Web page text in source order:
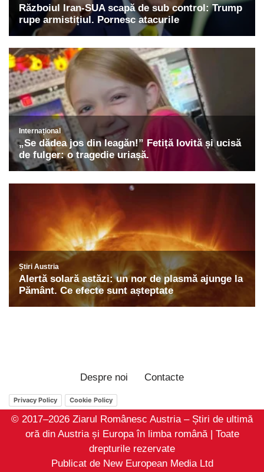
Despre noi Contacte
Privacy Policy Cookie Policy
© 2017–2026 Ziarul Românesc Austria – Știri de ultimă
oră din Austria și Europa în limba română | Toate
drepturile rezervate
Publicat de New European Media Ltd